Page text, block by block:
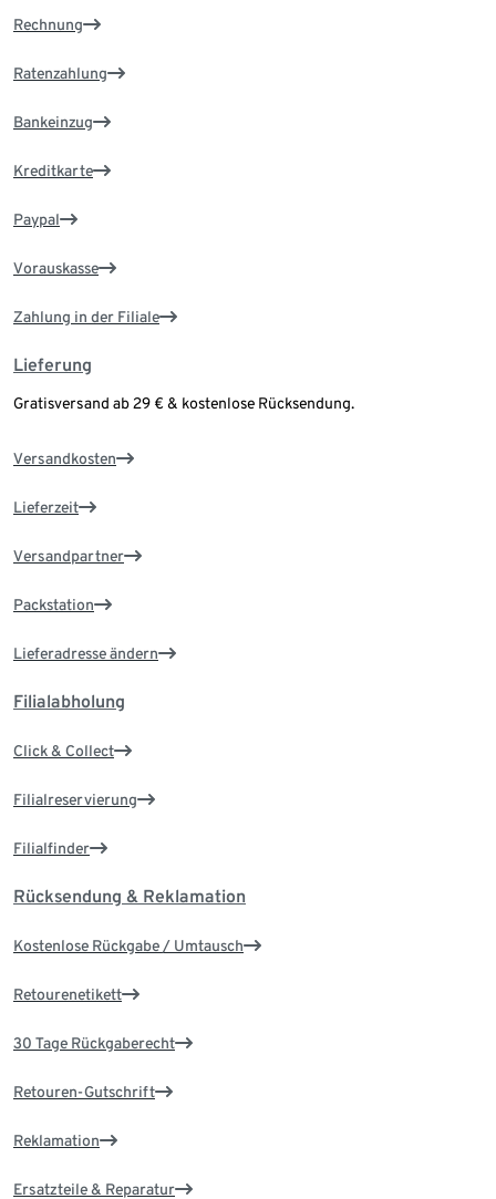
Rechnung
Ratenzahlung
Bankeinzug
Kreditkarte
Paypal
Vorauskasse
Zahlung in der Filiale
Lieferung
Gratisversand ab 29 € & kostenlose Rücksendung.
Versandkosten
Lieferzeit
Versandpartner
Packstation
Lieferadresse ändern
Filialabholung
Click & Collect
Filialreservierung
Filialfinder
Rücksendung & Reklamation
Kostenlose Rückgabe / Umtausch
Retourenetikett
30 Tage Rückgaberecht
Retouren-Gutschrift
Reklamation
Ersatzteile & Reparatur